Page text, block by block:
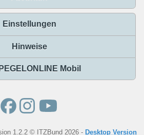
Einstellungen
Hinweise
Mobil
1.2.2 © ITZBund 2026 - Desktop Version